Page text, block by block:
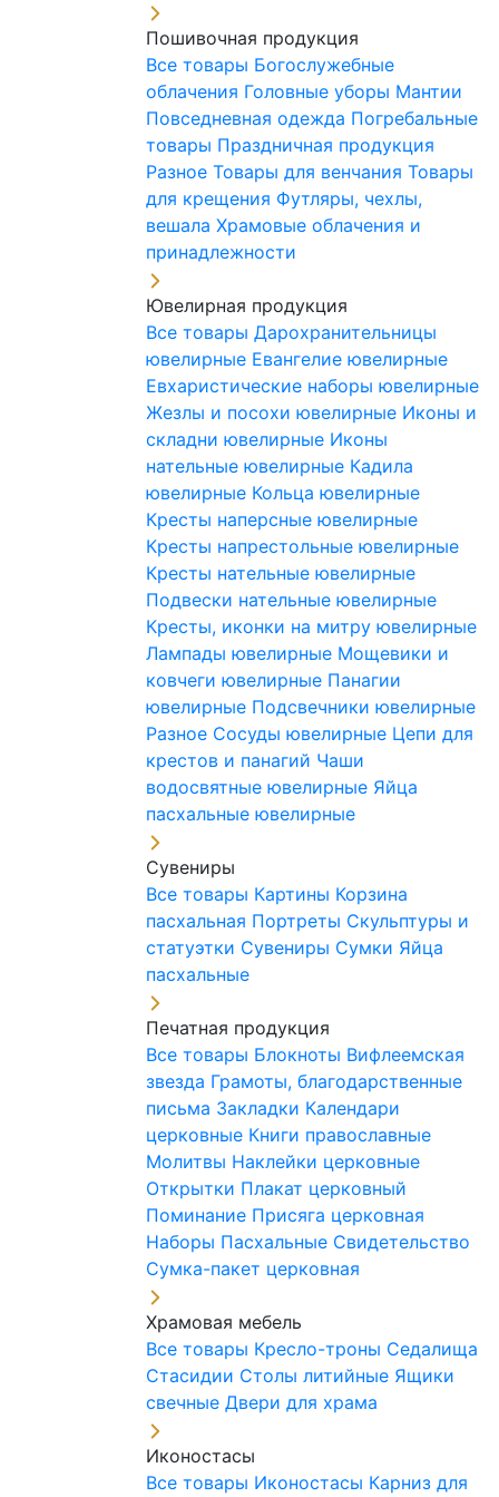
Пошивочная продукция
Все товары Богослужебные
облачения Головные уборы Мантии
Повседневная одежда Погребальные
товары Праздничная продукция
Разное Товары для венчания Товары
для крещения Футляры, чехлы,
вешала Храмовые облачения и
принадлежности
Ювелирная продукция
Все товары Дарохранительницы
ювелирные Евангелие ювелирные
Евхаристические наборы ювелирные
Жезлы и посохи ювелирные Иконы и
складни ювелирные Иконы
нательные ювелирные Кадила
ювелирные Кольца ювелирные
Кресты наперсные ювелирные
Кресты напрестольные ювелирные
Кресты нательные ювелирные
Подвески нательные ювелирные
Кресты, иконки на митру ювелирные
Лампады ювелирные Мощевики и
ковчеги ювелирные Панагии
ювелирные Подсвечники ювелирные
Разное Сосуды ювелирные Цепи для
крестов и панагий Чаши
водосвятные ювелирные Яйца
пасхальные ювелирные
Сувениры
Все товары Картины Корзина
пасхальная Портреты Скульптуры и
статуэтки Сувениры Сумки Яйца
пасхальные
Печатная продукция
Все товары Блокноты Вифлеемская
звезда Грамоты, благодарственные
письма Закладки Календари
церковные Книги православные
Молитвы Наклейки церковные
Открытки Плакат церковный
Поминание Присяга церковная
Наборы Пасхальные Свидетельство
Сумка-пакет церковная
Храмовая мебель
Все товары Кресло-троны Седалища
Стасидии Столы литийные Ящики
свечные Двери для храма
Иконостасы
Все товары Иконостасы Карниз для